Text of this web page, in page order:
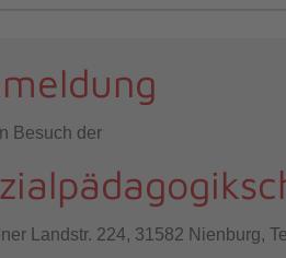
Besuch der
Landstr. 224, 31582 Nienburg,